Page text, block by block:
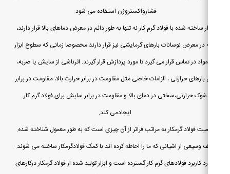
فشارواکستروژن استفاده می شود.
ساخته شده با فولاد گرم کار نه تنها به طور دائم در معرض دماهای بالا قرار دارند،
در معرض نوسانات بارهای گرمایشی نیز قرار دارند مخصوصا زمانی که سطوح ابزار
مواد در تماس قرار می گیرد تا مورد پردازش قرار گیرند. اثرناشی از سایش یا ضربه،
بارهای حرارتی ، الزامات خاصی مثل مقاومت در برابر حرارت بالا، مقاومت در برابر
شوک حرارتی،سختی در دمای بالا و مقاومت در برابر سایش برای فولاد گرم کار
ایجادمی کند.
فولاد گرمکار به مراتب فراتر از آن چیزی است که به طور معمول شناخته شده.
وسیعی از اشیائی که ما را احاطه کرده اند با کمک فولادگرمکار ساخته می شوند.
کاربرد فولادهای گرم کار گسترده است و ابزار تولید شده از فولاد گرمکار درکارهای